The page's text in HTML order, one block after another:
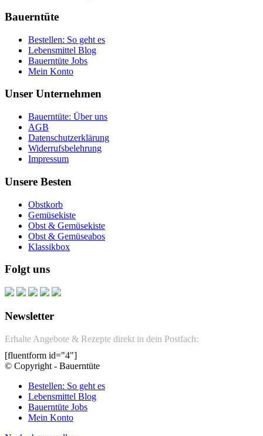
Bauerntüte
Bestellen: So geht es
Lebensmittel Blog
Bauerntüte Jobs
Mein Konto
Unser Unternehmen
Bauerntüte: Über uns
AGB
Datenschutzerklärung
Widerrufsbelehrung
Impressum
Unsere Besten
Obstkorb
Gemüsekiste
Obst & Gemüsekiste
Obst & Gemüseabos
Klassikbox
Folgt uns
Newsletter
Erhalte Angebote & Rezepte direkt in dein Postfach:
[fluentform id="4"]
© Copyright - Bauerntüte
Bestellen: So geht es
Lebensmittel Blog
Bauerntüte Jobs
Mein Konto